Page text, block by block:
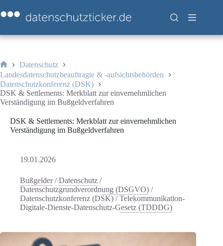
Inhalt
springen
Start
Datenschutz
Landesdatenschutzbeauftragte & -aufsichtsbehörden
Datenschutzkonferenz (DSK)
DSK & Settlements: Merkblatt zur einvernehmlichen
Verständigung im Bußgeldverfahren
DSK & Settlements: Merkblatt zur einvernehmlichen
Verständigung im Bußgeldverfahren
19.01.2026
Bußgelder/Datenschutz /
Datenschutzgrundverordnung (DSGVO) /
Datenschutzkonferenz (DSK) /Telekommunikation-
Digitale-Dienste-Datenschutz-Gesetz (TDDDG)